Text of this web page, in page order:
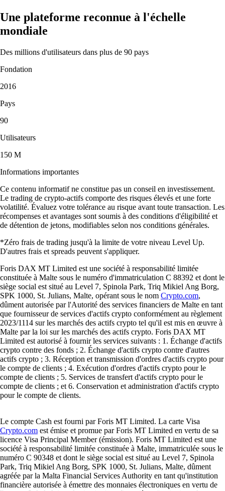
Une plateforme reconnue à l'échelle
mondiale
Des millions d'utilisateurs dans plus de 90 pays
Fondation
2016
Pays
90
Utilisateurs
150 M
Informations importantes
Ce contenu informatif ne constitue pas un conseil en investissement.
Le trading de crypto-actifs comporte des risques élevés et une forte
volatilité. Évaluez votre tolérance au risque avant toute transaction. Les
récompenses et avantages sont soumis à des conditions d'éligibilité et
de détention de jetons, modifiables selon nos conditions générales.
*Zéro frais de trading jusqu'à la limite de votre niveau Level Up.
D'autres frais et spreads peuvent s'appliquer.
Foris DAX MT Limited est une société à responsabilité limitée
constituée à Malte sous le numéro d'immatriculation C 88392 et dont le
siège social est situé au Level 7, Spinola Park, Triq Mikiel Ang Borg,
SPK 1000, St. Julians, Malte, opérant sous le nom Crypto.com,
dûment autorisée par l'Autorité des services financiers de Malte en tant
que fournisseur de services d'actifs crypto conformément au règlement
2023/1114 sur les marchés des actifs crypto tel qu'il est mis en œuvre à
Malte par la loi sur les marchés des actifs crypto. Foris DAX MT
Limited est autorisé à fournir les services suivants : 1. Échange d'actifs
crypto contre des fonds ; 2. Échange d'actifs crypto contre d'autres
actifs crypto ; 3. Réception et transmission d'ordres d'actifs crypto pour
le compte de clients ; 4. Exécution d'ordres d'actifs crypto pour le
compte de clients ; 5. Services de transfert d'actifs crypto pour le
compte de clients ; et 6. Conservation et administration d'actifs crypto
pour le compte de clients.
Le compte Cash est fourni par Foris MT Limited. La carte Visa
Crypto.com est émise et promue par Foris MT Limited en vertu de sa
licence Visa Principal Member (émission). Foris MT Limited est une
société à responsabilité limitée constituée à Malte, immatriculée sous le
numéro C 90348 et dont le siège social est situé au Level 7, Spinola
Park, Triq Mikiel Ang Borg, SPK 1000, St. Julians, Malte, dûment
agréée par la Malta Financial Services Authority en tant qu'institution
financière autorisée à émettre des monnaies électroniques en vertu de